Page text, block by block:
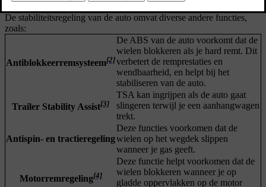
De stabiliteitsregeling van de auto omvat diverse andere functies,
zoals:
Antiblokkeerremsysteem[2]
De ABS van de auto voorkomt dat de
wielen blokkeren als je hard remt. Dit
verbetert de remprestaties en
wendbaarheid, en helpt bij het
stabiliseren van de auto.
Trailer Stability Assist[3]
TSA kan ingrijpen als de auto gaat
slingeren terwijl je een aanhangwagen
trekt.
Antispin- en tractieregeling
Deze functies voorkomen dat de
wielen op het wegdek slippen
wanneer je gas geeft.
Motorremregeling[4]
Deze functie helpt voorkomen dat de
wielen blokkeren wanneer je op
gladde oppervlakken op de motor